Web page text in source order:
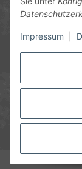
Impressum
Gesetzliche
* Alle Preise